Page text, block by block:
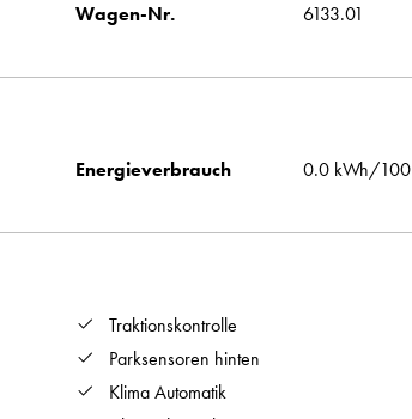
Wagen-Nr.
6133.01
Energieverbrauch 0.0 kWh/100
Traktionskontrolle
Parksensoren hinten
Klima Automatik